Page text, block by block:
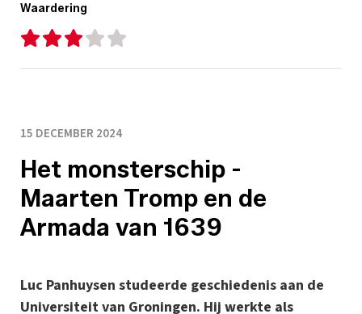
Waardering
15 DECEMBER 2024
Het monsterschip -
Maarten Tromp en de
Armada van 1639
Luc Panhuysen studeerde geschiedenis aan de
Universiteit van Groningen. Hij werkte als